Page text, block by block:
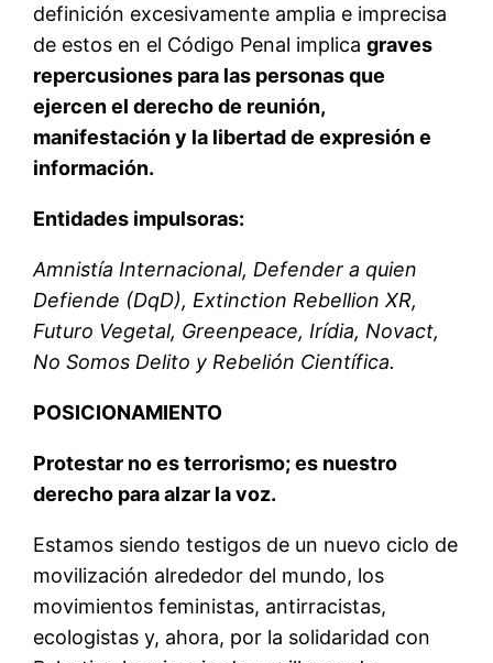
definición excesivamente amplia e imprecisa
de estos en el Código Penal implicagraves
repercusiones para las personas que
ejercen el derecho de reunión,
manifestación y la libertad de expresión e
información.
Entidades impulsoras:
Amnistía Internacional, Defender a quien
Defiende (DqD), Extinction Rebellion XR,
Futuro Vegetal, Greenpeace, Irídia, Novact,
No Somos Delito y Rebelión Científica.
POSICIONAMIENTO
Protestar no es terrorismo; es nuestro
derecho para alzar la voz.
Estamos siendo testigos de un nuevo ciclo de
movilización alrededor del mundo, los
movimientos feministas, antirracistas,
ecologistas y, ahora, por la solidaridad con